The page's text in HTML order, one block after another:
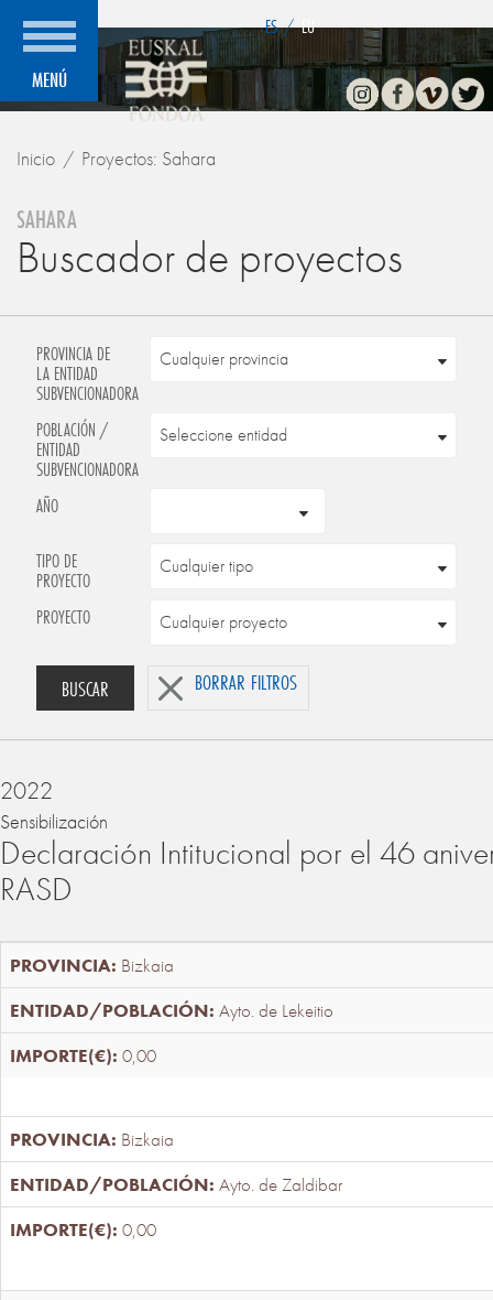
MENÚ
ES / EU
InstagramFacebook
Vimeo
Inicio Proyectos: Sahara
SAHARA
Buscador de proyectos
PROVINCIA DE
LA ENTIDAD
SUBVENCIONADORA
POBLACIÓN /
ENTIDAD
SUBVENCIONADORA
AÑO
TIPO DE
PROYECTO
PROYECTO
BUSCAR BORRAR FILTROS
2022
Sensibilización
Declaración Intitucional por el 46
RASD
Bizkaia
Ayto. de Lekeitio
0,00
Bizkaia
Ayto. de Zaldibar
0,00